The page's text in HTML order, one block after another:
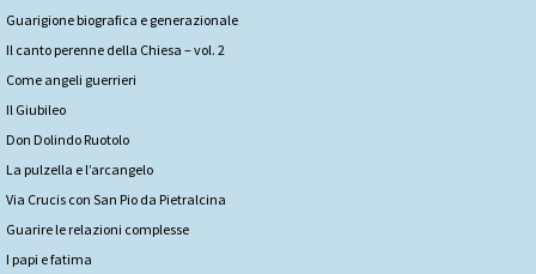
Guarigione biografica e generazionale
Il canto perenne della Chiesa – vol. 2
Come angeli guerrieri
Il Giubileo
Don Dolindo Ruotolo
La pulzella e l’arcangelo
Via Crucis con San Pio da Pietralcina
Guarire le relazioni complesse
I papi e fatima